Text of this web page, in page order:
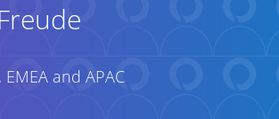
and APAC